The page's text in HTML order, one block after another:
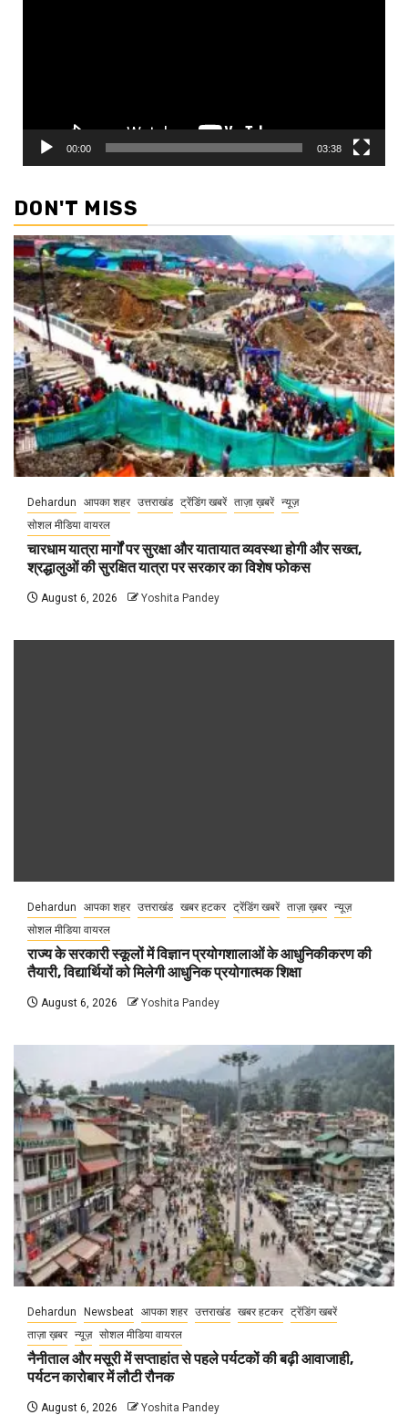
00:00 03:38
DON'T MISS
Dehardun आपका शहर उत्तराखंड ट्रेंडिंग खबरें ताज़ा ख़बरें न्यूज़
सोशल मीडिया वायरल
चारधाम यात्रा मार्गों पर सुरक्षा और यातायात व्यवस्था होगी और सख्त,
श्रद्धालुओं की सुरक्षित यात्रा पर सरकार का विशेष फोकस
August 6, 2026 Yoshita Pandey
Dehardun आपका शहर उत्तराखंड खबर हटकर ट्रेंडिंग खबरें ताज़ा ख़बर न्यूज़
सोशल मीडिया वायरल
राज्य के सरकारी स्कूलों में विज्ञान प्रयोगशालाओं के आधुनिकीकरण की
तैयारी, विद्यार्थियों को मिलेगी आधुनिक प्रयोगात्मक शिक्षा
August 6, 2026 Yoshita Pandey
Dehardun Newsbeat आपका शहर उत्तराखंड खबर हटकर ट्रेंडिंग खबरें
ताज़ा ख़बर न्यूज़ सोशल मीडिया वायरल
नैनीताल और मसूरी में सप्ताहांत से पहले पर्यटकों की बढ़ी आवाजाही,
पर्यटन कारोबार में लौटी रौनक
August 6, 2026 Yoshita Pandey